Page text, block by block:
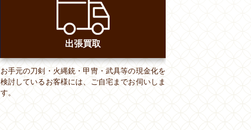
出張買取
お手元の刀剣・火縄銃・甲冑・武具等の現金化を
検討しているお客様には、ご自宅までお伺いしま
す。